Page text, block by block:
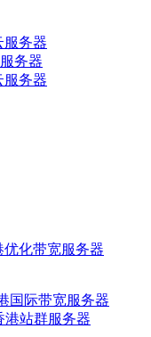
服务器
务器
服务器
优化带宽服务器
国际带宽服务器
港站群服务器